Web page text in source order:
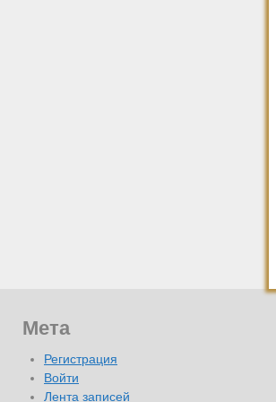
Мета
Регистрация
Войти
Лента записей